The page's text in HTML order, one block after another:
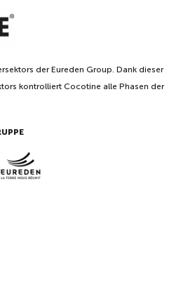
der Eureden Group. Dank dieser
kontrolliert Cocotine alle Phasen der